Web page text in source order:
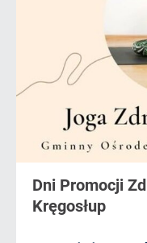
Dni Promocji
Kręgosłup